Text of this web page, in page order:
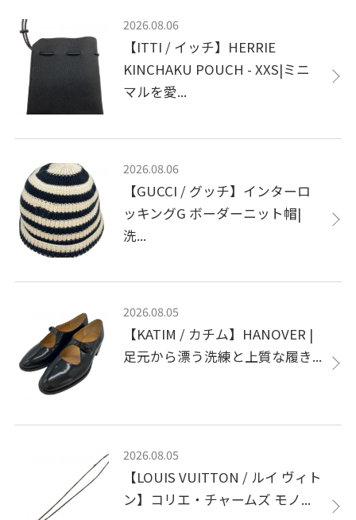
2026.08.06
【ITTI / イッチ】HERRIE
KINCHAKU POUCH - XXS|ミニ
マルを愛...
2026.08.06
【GUCCI / グッチ】インターロ
ッキングG ボーダーニット帽|
洗...
2026.08.05
【KATIM / カチム】HANOVER |
足元から漂う洗練と上質な履き...
2026.08.05
【LOUIS VUITTON / ルイ ヴィト
ン】コリエ・チャームズ モノ...